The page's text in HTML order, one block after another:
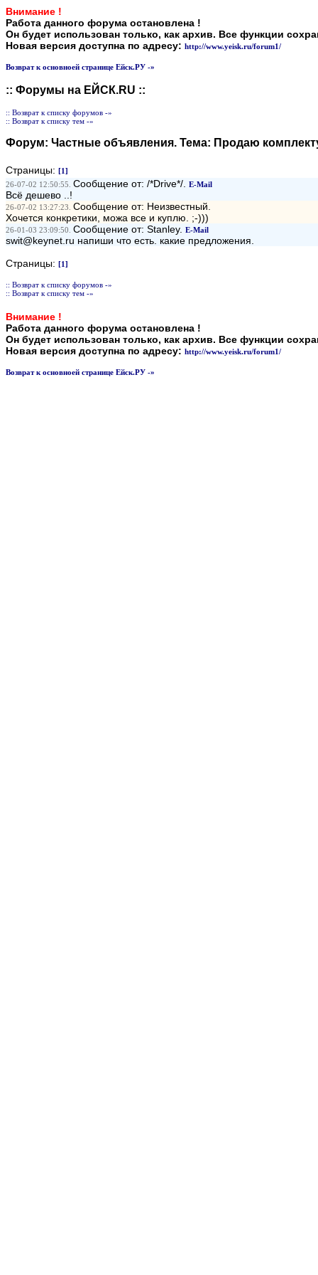
Внимание !
Работа данного форума остановлена !
Он будет использован только, как архив. Все функции
Новая версия доступна по адресу: http://www.yeisk.ru/forum1/
Возврат к основноей странице Ейск.РУ -»
:: Форумы на ЕЙСК.RU ::
:: Возврат к списку форумов -»
:: Возврат к списку тем -»
Форум: Частные объявления. Тема: Продаю
Страницы: [1]
26-07-02 12:50:55. Сообщение от: /*Drive*/. E-Mail
Всё дешево ..!
26-07-02 13:27:23. Сообщение от: Неизвестный.
Хочется конкретики, можа все и куплю. ;-)))
26-01-03 23:09:50. Сообщение от: Stanley. E-Mail
swit@keynet.ru напиши что есть. какие предложения.
Страницы: [1]
:: Возврат к списку форумов -»
:: Возврат к списку тем -»
Внимание !
Работа данного форума остановлена !
Он будет использован только, как архив. Все функции
Новая версия доступна по адресу: http://www.yeisk.ru/forum1/
Возврат к основноей странице Ейск.РУ -»